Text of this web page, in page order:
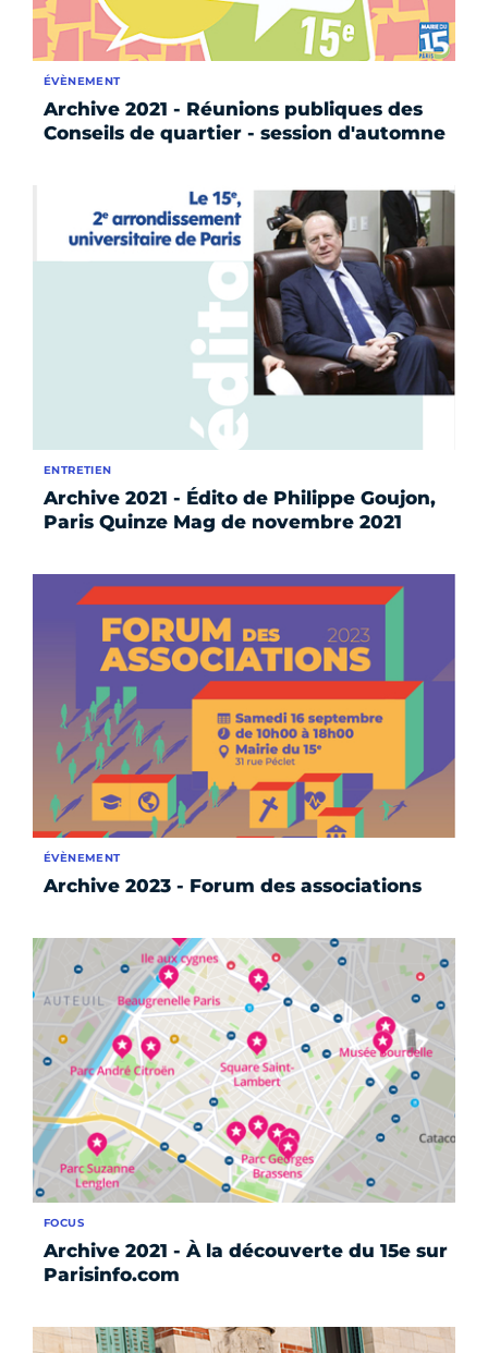
Archive 2021 - Réunions publiques des
Conseils de quartier - session d'automne
ÉVÈNEMENT
Archive 2021 - Édito de Philippe Goujon,
Paris Quinze Mag de novembre 2021
ENTRETIEN
Archive 2023 - Forum des associations
ÉVÈNEMENT
Archive 2021 - À la découverte du 15e sur
Parisinfo.com
FOCUS